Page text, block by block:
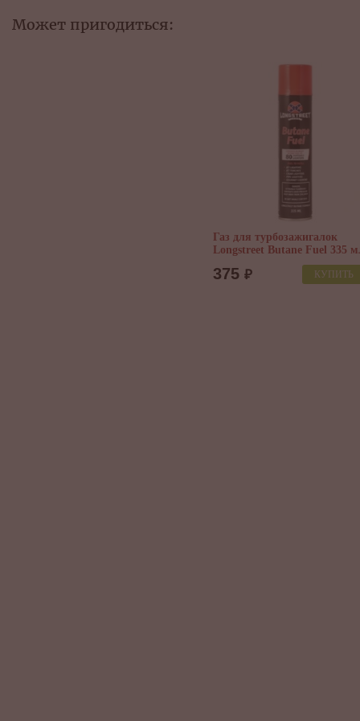
Может пригодиться:
Газ для турбозажигалок
Longstreet Butane Fuel 335
375 ₽ КУПИТЬ